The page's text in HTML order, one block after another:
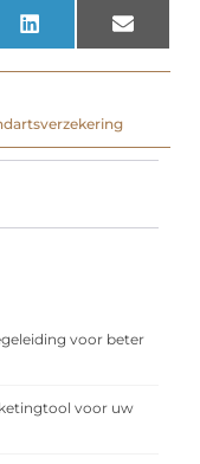
LinkedIn Email
voor beter
voor uw